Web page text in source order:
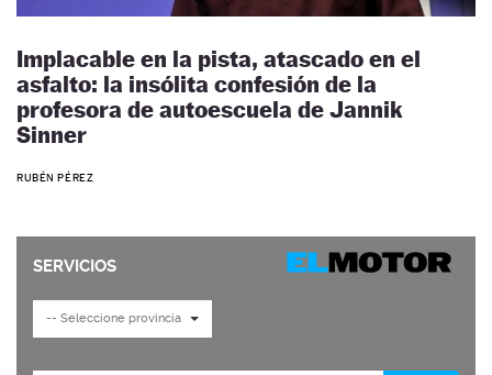
Implacable en la pista, atascado en el
asfalto: la insólita confesión de la
profesora de autoescuela de Jannik
Sinner
RUBÉN PÉREZ